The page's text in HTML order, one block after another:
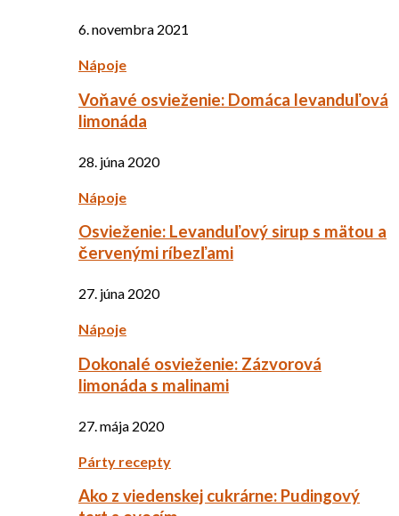
6. novembra 2021
Nápoje
Voňavé osvieženie: Domáca levanduľová
limonáda
28. júna 2020
Nápoje
Osvieženie: Levanduľový sirup s mätou a
červenými ríbezľami
27. júna 2020
Nápoje
Dokonalé osvieženie: Zázvorová
limonáda s malinami
27. mája 2020
Párty recepty
Ako z viedenskej cukrárne: Pudingový